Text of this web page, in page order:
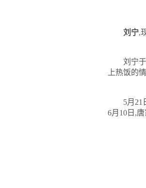
刘宁,
刘宁于
上热饭的
5月 21
6月 10 日 ,